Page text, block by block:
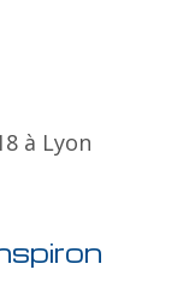
à Lyon